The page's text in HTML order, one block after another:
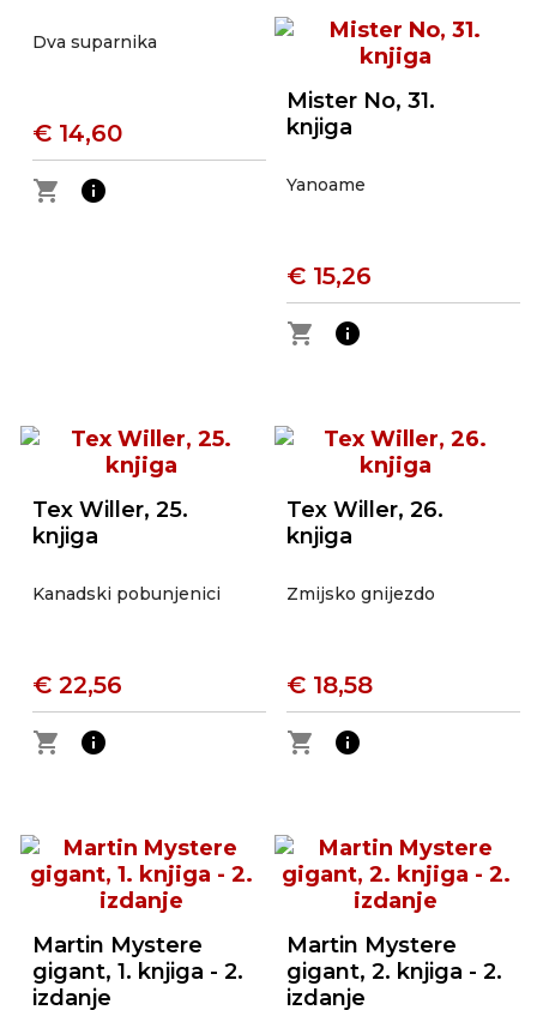
Dva suparnika
€ 14,60
shopping_cart
info
Mister No, 31.
knjiga
Yanoame
€ 15,26
shopping_cart
info
Tex Willer, 25.
knjiga
Kanadski pobunjenici
€ 22,56
shopping_cart
info
Tex Willer, 26.
knjiga
Zmijsko gnijezdo
€ 18,58
shopping_cart
info
Martin Mystere
gigant, 1. knjiga - 2.
izdanje
Martin Mystere
gigant, 2. knjiga - 2.
izdanje